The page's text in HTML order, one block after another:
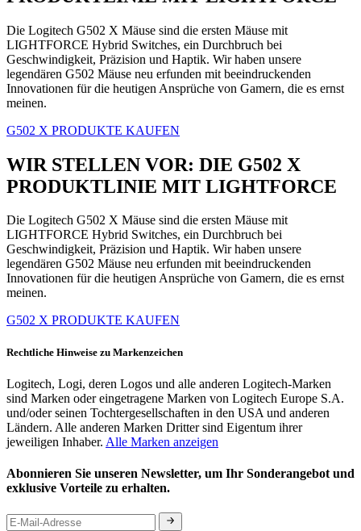
Die Logitech G502 X Mäuse sind die ersten Mäuse mit
LIGHTFORCE Hybrid Switches, ein Durchbruch bei
Geschwindigkeit, Präzision und Haptik. Wir haben unsere
legendären G502 Mäuse neu erfunden mit beeindruckenden
Innovationen für die heutigen Ansprüche von Gamern, die es ernst
meinen.
G502 X PRODUKTE KAUFEN
WIR STELLEN VOR: DIE G502 X
PRODUKTLINIE MIT LIGHTFORCE
Die Logitech G502 X Mäuse sind die ersten Mäuse mit
LIGHTFORCE Hybrid Switches, ein Durchbruch bei
Geschwindigkeit, Präzision und Haptik. Wir haben unsere
legendären G502 Mäuse neu erfunden mit beeindruckenden
Innovationen für die heutigen Ansprüche von Gamern, die es ernst
meinen.
G502 X PRODUKTE KAUFEN
Rechtliche Hinweise zu Markenzeichen
Logitech, Logi, deren Logos und alle anderen Logitech-Marken
sind Marken oder eingetragene Marken von Logitech Europe S.A.
und/oder seinen Tochtergesellschaften in den USA und anderen
Ländern. Alle anderen Marken Dritter sind Eigentum ihrer
jeweiligen Inhaber. Alle Marken anzeigen
Abonnieren Sie unseren Newsletter, um Ihr Sonderangebot und
exklusive Vorteile zu erhalten.